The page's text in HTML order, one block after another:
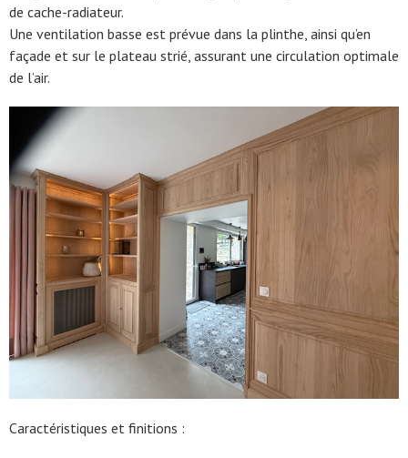
de cache-radiateur.
Une ventilation basse est prévue dans la plinthe, ainsi qu’en
façade et sur le plateau strié, assurant une circulation optimale
de l’air.
Caractéristiques et finitions :